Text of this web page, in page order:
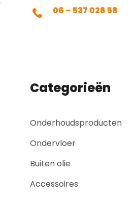
06 – 537 028 58
Categorieën
Onderhoudsproducten
Ondervloer
Buiten olie
Accessoires